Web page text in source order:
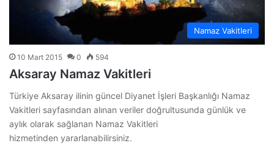
Namaz Vakitleri
10 Mart 2015 0 594
Aksaray Namaz Vakitleri
Türkiye Aksaray ilinin güncel Diyanet İşleri Başkanlığı Namaz
Vakitleri sayfasından alınan veriler doğrultusunda günlük ve
aylık olarak sağlanan Namaz Vakitleri
hizmetinden yararlanabilirsiniz.